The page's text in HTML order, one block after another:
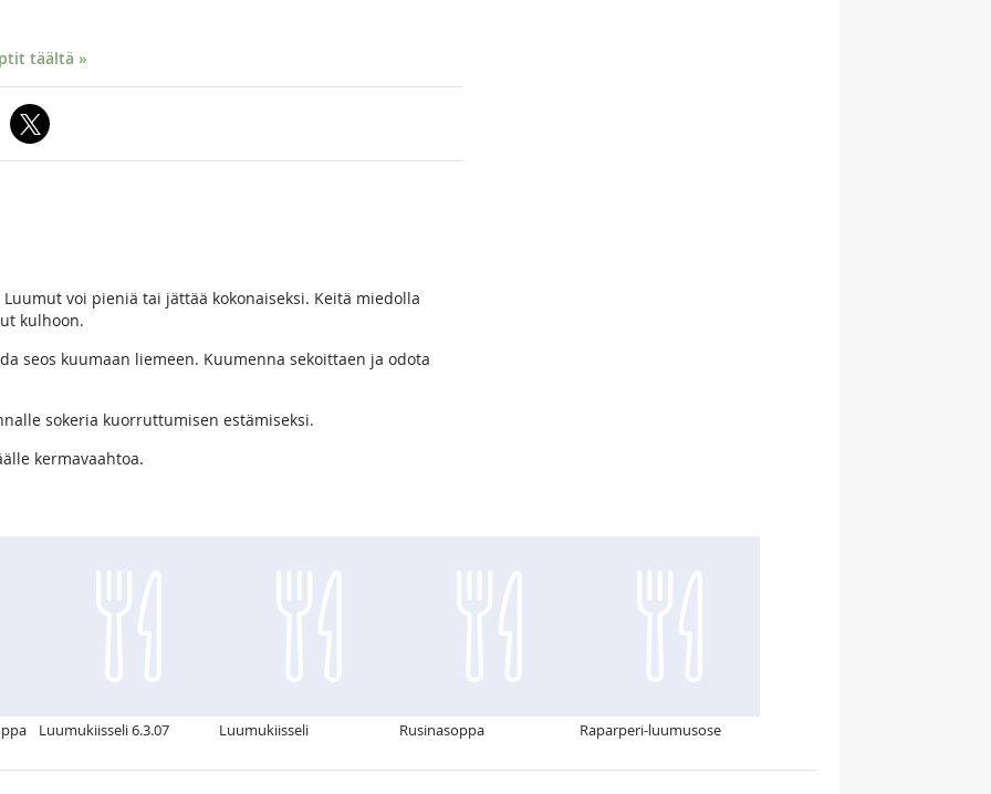
täältä »
voi pieniä tai jättää kokonaiseksi. Keitä miedolla
kulhoon.
seos kuumaan liemeen. Kuumenna sekoittaen ja odota
sokeria kuorruttumisen estämiseksi.
kermavaahtoa.
Luumukiisseli 6.3.07 Luumukiisseli Rusinasoppa Raparperi-luumusose